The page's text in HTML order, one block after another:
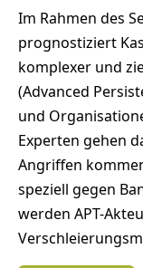
Im Rahmen des
prognostiziert
komplexer und
(Advanced
und
Experten gehen
Angriffen
speziell gegen
werden APT-